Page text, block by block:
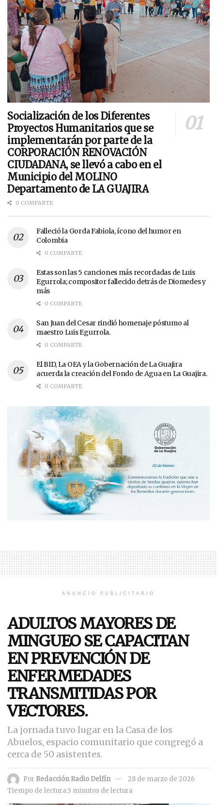
Socialización de los Diferentes
Proyectos Humanitarios que se
implementarán por parte de la
CORPORACIÓN RENOVACIÓN
CIUDADANA, se llevó a cabo en el
Municipio del MOLINO
Departamento de LA GUAJIRA
0 COMPARTE
Falleció la Gorda Fabiola, ícono del humor en
Colombia
0 COMPARTE
Estas son las 5 canciones más recordadas de Luis
Egurrola; compositor fallecido detrás de Diomedes y
más
0 COMPARTE
San Juan del Cesar rindió homenaje póstumo al
maestro Luis Egurrola.
0 COMPARTE
El BID, La OEA y la Gobernación de La Guajira
acuerda la creación del Fondo de Agua en La Guajira.
0 COMPARTE
ANUNCIO PUBLICITARIO
ADULTOS MAYORES DE
MINGUEO SE CAPACITAN
EN PREVENCIÓN DE
ENFERMEDADES
TRANSMITIDAS POR
VECTORES.
La jornada tuvo lugar en la Casa de los
Abuelos, espacio comunitario que congregó a
cerca de 50 asistentes.
Por Redacción Radio Delfín
28 de marzo de 2026
Tiempo de lectura:3 minutos de lectura